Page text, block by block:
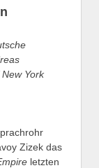
York
Zizek das
letzten